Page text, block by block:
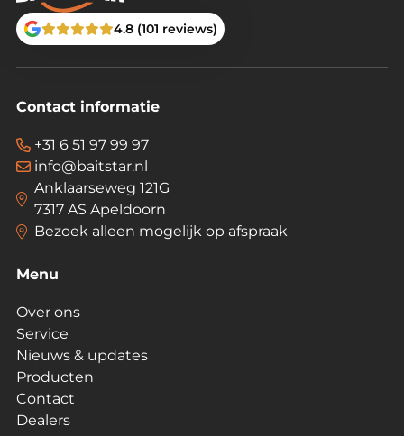
4.8 (101 reviews)
Contact informatie
+31 6 51 97 99 97
info@baitstar.nl
Anklaarseweg 121G
7317 AS Apeldoorn
Bezoek alleen mogelijk op afspraak
Menu
Over ons
Service
Nieuws & updates
Producten
Contact
Dealers